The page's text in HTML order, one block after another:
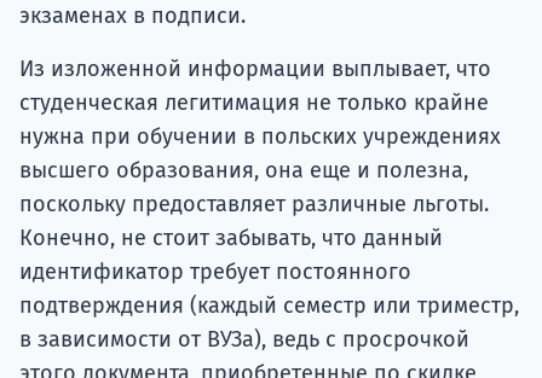
экзаменах в подписи.
Из изложенной информации выплывает, что
студенческая легитимация не только крайне
нужна при обучении в польских учреждениях
высшего образования, она еще и полезна,
поскольку предоставляет различные льготы.
Конечно, не стоит забывать, что данный
идентификатор требует постоянного
подтверждения (каждый семестр или триместр,
в зависимости от ВУЗа), ведь с просрочкой